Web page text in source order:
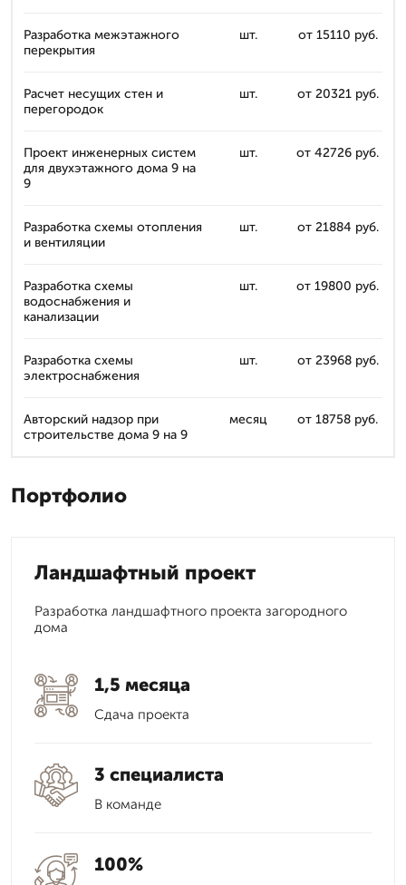
Разработка межэтажного
перекрытия
шт. от 15110 руб.
Расчет несущих стен и
перегородок
шт. от 20321 руб.
Проект инженерных систем
для двухэтажного дома 9 на
9
шт. от 42726 руб.
Разработка схемы отопления
и вентиляции
шт. от 21884 руб.
Разработка схемы
водоснабжения и
канализации
шт. от 19800 руб.
Разработка схемы
электроснабжения
шт. от 23968 руб.
Авторский надзор при
строительстве дома 9 на 9
месяц от 18758 руб.
Портфолио
Ландшафтный проект
Разработка ландшафтного проекта загородного
дома
1,5 месяца
Сдача проекта
3 специалиста
В команде
100%